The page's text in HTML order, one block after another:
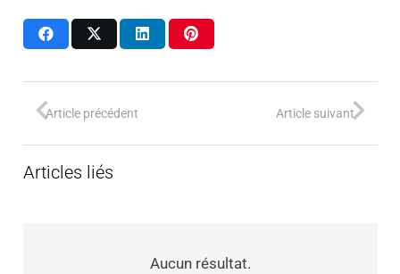
Article précédent Article suivant
Articles liés
Aucun résultat.